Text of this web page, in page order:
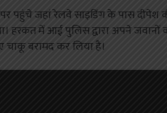
पहुंचे जहां रेलवे साइडिंग के पास दीपेश
में आई पुलिस द्वारा अपने जवानों
बरामद कर लिया है।